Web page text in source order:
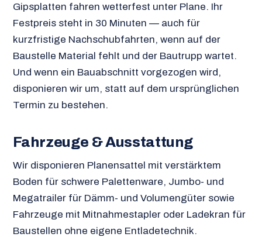
Gipsplatten fahren wetterfest unter Plane. Ihr
Festpreis steht in 30 Minuten — auch für
kurzfristige Nachschubfahrten, wenn auf der
Baustelle Material fehlt und der Bautrupp wartet.
Und wenn ein Bauabschnitt vorgezogen wird,
disponieren wir um, statt auf dem ursprünglichen
Termin zu bestehen.
Fahrzeuge & Ausstattung
Wir disponieren Planensattel mit verstärktem
Boden für schwere Palettenware, Jumbo- und
Megatrailer für Dämm- und Volumengüter sowie
Fahrzeuge mit Mitnahmestapler oder Ladekran für
Baustellen ohne eigene Entladetechnik.